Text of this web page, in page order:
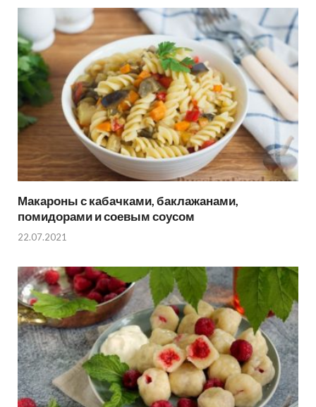
Макароны с кабачками, баклажанами,
помидорами и соевым соусом
22.07.2021